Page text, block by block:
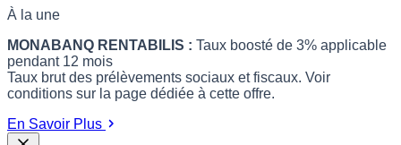
À la une
MONABANQ RENTABILIS : Taux boosté de 3% applicable
pendant 12 mois
Taux brut des prélèvements sociaux et fiscaux. Voir
conditions sur la page dédiée à cette offre.
En Savoir Plus